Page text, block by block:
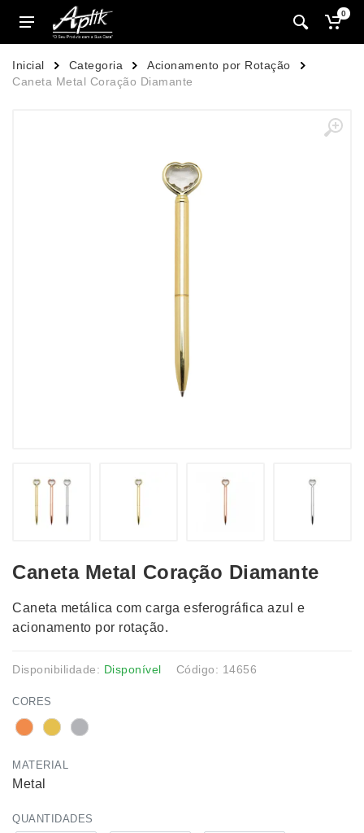
0
Inicial Categoria
Acionamento por Rotação
Caneta Metal Coração Diamante
Caneta Metal Coração Diamante
Caneta metálica com carga esferográfica azul e
acionamento por rotação.
Disponibilidade: Disponível Código: 14656
CORES
MATERIAL
Metal
QUANTIDADES